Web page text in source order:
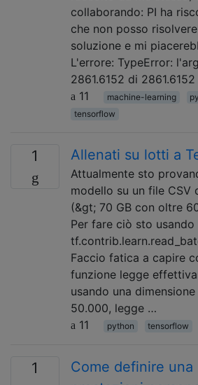
collaborando: PI ha
che non posso
soluzione e mi
L'errore: TypeError:
2861.6152 di
11
machine-learning
tensorflow
1 Allenati su lotti a
Attualmente sto
modello su un file CSV
(&gt; 70 GB con oltre
Per fare ciò sto usando
Faccio fatica a capire
funzione legge
usando una
50.000, legge …
11
python tensorflow
1
Come definire